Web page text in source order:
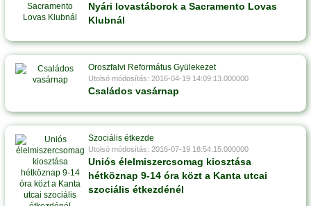
Nyári lovastáborok a Sacramento Lovas
Klubnál
Oroszfalvi Református Gyülekezet
Utolsó módosítás: 2016-04-19 14:09:13.000000
Családos vasárnap
Szociális étkezde
Utolsó módosítás: 2016-07-19 18:54:15.000000
Uniós élelmiszercsomag kiosztása
hétköznap 9-14 óra közt a Kanta utcai
szociális étkezdénél